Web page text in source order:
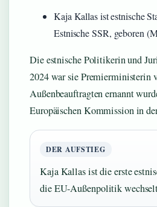
Kaja Kallas ist estnische
Estnische SSR, geboren
Die estnische Politikerin und
2024 war sie Premierministerin
Außenbeauftragten ernannt
Europäischen Kommission in
DER AUFSTIEG
Kaja Kallas ist die erste
die EU-Außenpolitik